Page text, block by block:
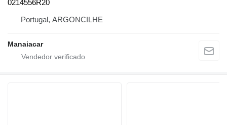
0214556R20
Portugal, ARGONCILHE
Manaiacar